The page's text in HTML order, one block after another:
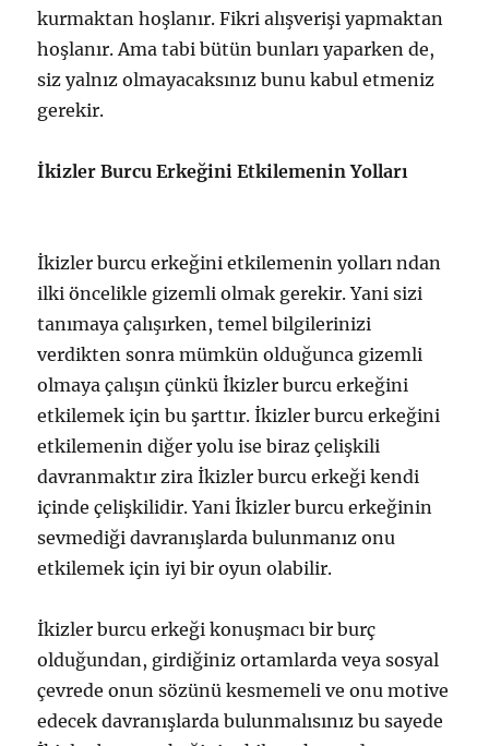
kurmaktan hoşlanır. Fikri alışverişi yapmaktan
hoşlanır. Ama tabi bütün bunları yaparken de,
siz yalnız olmayacaksınız bunu kabul etmeniz
gerekir.
İkizler Burcu Erkeğini Etkilemenin Yolları
İkizler burcu erkeğini etkilemenin yolları ndan
ilki öncelikle gizemli olmak gerekir. Yani sizi
tanımaya çalışırken, temel bilgilerinizi
verdikten sonra mümkün olduğunca gizemli
olmaya çalışın çünkü İkizler burcu erkeğini
etkilemek için bu şarttır. İkizler burcu erkeğini
etkilemenin diğer yolu ise biraz çelişkili
davranmaktır zira İkizler burcu erkeği kendi
içinde çelişkilidir. Yani İkizler burcu erkeğinin
sevmediği davranışlarda bulunmanız onu
etkilemek için iyi bir oyun olabilir.
İkizler burcu erkeği konuşmacı bir burç
olduğundan, girdiğiniz ortamlarda veya sosyal
çevrede onun sözünü kesmemeli ve onu motive
edecek davranışlarda bulunmalısınız bu sayede